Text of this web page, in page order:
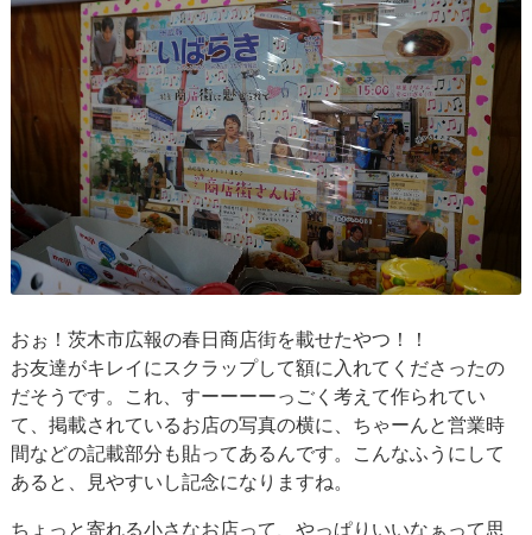
おぉ！茨木市広報の春日商店街を載せたやつ！！
お友達がキレイにスクラップして額に入れてくださったの
だそうです。これ、すーーーーっごく考えて作られてい
て、掲載されているお店の写真の横に、ちゃーんと営業時
間などの記載部分も貼ってあるんです。こんなふうにして
あると、見やすいし記念になりますね。
ちょっと寄れる小さなお店って、やっぱりいいなぁって思